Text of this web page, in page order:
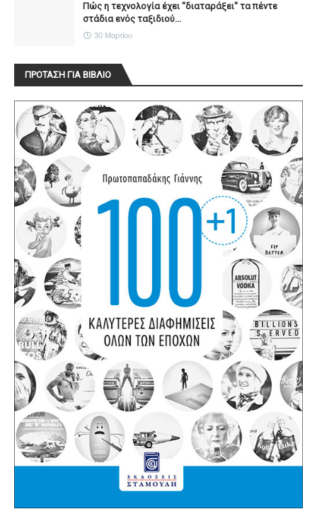
Πώς η τεχνολογία έχει ''διαταράξει'' τα πέντε
στάδια ενός ταξιδιού...
30 Μαρτίου
ΠΡΟΤΑΣΗ ΓΙΑ ΒΙΒΛΙΟ